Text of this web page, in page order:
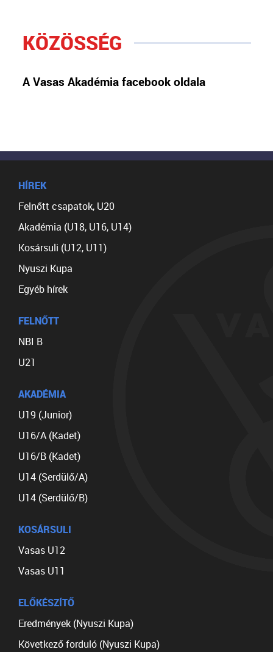
KÖZÖSSÉG
A Vasas Akadémia facebook oldala
HÍREK
Felnőtt csapatok, U20
Akadémia (U18, U16, U14)
Kosársuli (U12, U11)
Nyuszi Kupa
Egyéb hírek
FELNŐTT
NBI B
U21
AKADÉMIA
U19 (Junior)
U16/A (Kadet)
U16/B (Kadet)
U14 (Serdülő/A)
U14 (Serdülő/B)
KOSÁRSULI
Vasas U12
Vasas U11
ELŐKÉSZÍTŐ
Eredmények (Nyuszi Kupa)
Következő forduló (Nyuszi Kupa)